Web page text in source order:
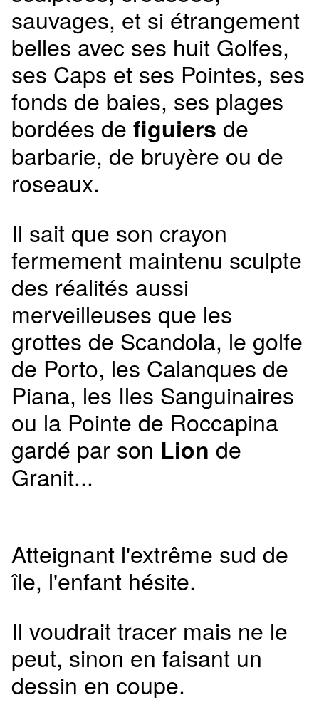
sauvages, et si étrangement
belles avec ses huit Golfes,
ses Caps et ses Pointes, ses
fonds de baies, ses plages
bordées de figuiers de
barbarie, de bruyère ou de
roseaux.
Il sait que son crayon
fermement maintenu sculpte
des réalités aussi
merveilleuses que les
grottes de Scandola, le golfe
de Porto, les Calanques de
Piana, les Iles Sanguinaires
ou la Pointe de Roccapina
gardé par son Lion de
Granit...
Atteignant l'extrême sud de
île, l'enfant hésite.
Il voudrait tracer mais ne le
peut, sinon en faisant un
dessin en coupe.